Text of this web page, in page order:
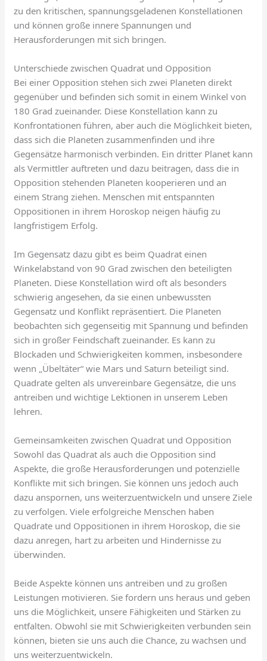
zu den kritischen, spannungsgeladenen Konstellationen
und können große innere Spannungen und
Herausforderungen mit sich bringen.
Unterschiede zwischen Quadrat und Opposition
Bei einer Opposition stehen sich zwei Planeten direkt
gegenüber und befinden sich somit in einem Winkel von
180 Grad zueinander. Diese Konstellation kann zu
Konfrontationen führen, aber auch die Möglichkeit bieten,
dass sich die Planeten zusammenfinden und ihre
Gegensätze harmonisch verbinden. Ein dritter Planet kann
als Vermittler auftreten und dazu beitragen, dass die in
Opposition stehenden Planeten kooperieren und an
einem Strang ziehen. Menschen mit entspannten
Oppositionen in ihrem Horoskop neigen häufig zu
langfristigem Erfolg.
Im Gegensatz dazu gibt es beim Quadrat einen
Winkelabstand von 90 Grad zwischen den beteiligten
Planeten. Diese Konstellation wird oft als besonders
schwierig angesehen, da sie einen unbewussten
Gegensatz und Konflikt repräsentiert. Die Planeten
beobachten sich gegenseitig mit Spannung und befinden
sich in großer Feindschaft zueinander. Es kann zu
Blockaden und Schwierigkeiten kommen, insbesondere
wenn „Übeltäter“ wie Mars und Saturn beteiligt sind.
Quadrate gelten als unvereinbare Gegensätze, die uns
antreiben und wichtige Lektionen in unserem Leben
lehren.
Gemeinsamkeiten zwischen Quadrat und Opposition
Sowohl das Quadrat als auch die Opposition sind
Aspekte, die große Herausforderungen und potenzielle
Konflikte mit sich bringen. Sie können uns jedoch auch
dazu anspornen, uns weiterzuentwickeln und unsere Ziele
zu verfolgen. Viele erfolgreiche Menschen haben
Quadrate und Oppositionen in ihrem Horoskop, die sie
dazu anregen, hart zu arbeiten und Hindernisse zu
überwinden.
Beide Aspekte können uns antreiben und zu großen
Leistungen motivieren. Sie fordern uns heraus und geben
uns die Möglichkeit, unsere Fähigkeiten und Stärken zu
entfalten. Obwohl sie mit Schwierigkeiten verbunden sein
können, bieten sie uns auch die Chance, zu wachsen und
uns weiterzuentwickeln.